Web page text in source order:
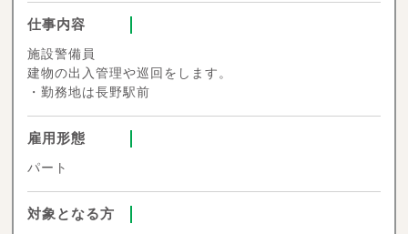
仕事内容
施設警備員
建物の出入管理や巡回をします。
・勤務地は長野駅前
雇用形態
パート
対象となる方